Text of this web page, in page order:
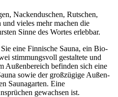
Nackenduschen, Rutschen,
vieles mehr machen die
Sinne des Wortes erlebbar.
eine Finnische Sauna, ein Bio-
stimmungsvoll gestaltete und
Außenbereich befinden sich eine
sowie der großzügige Außen-
Saunagarten. Eine
gewachsen ist.